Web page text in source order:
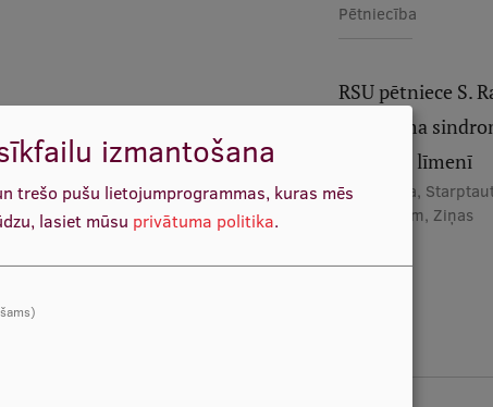
Pētniecība
RSU pētniece S.
noguruma
pasaules līmenī
Pētniecība,
Studentiem, Ziņas
izmantošana
trešo pušu lietojumprogrammas, kuras mēs
lasiet mūsu privātuma politika.